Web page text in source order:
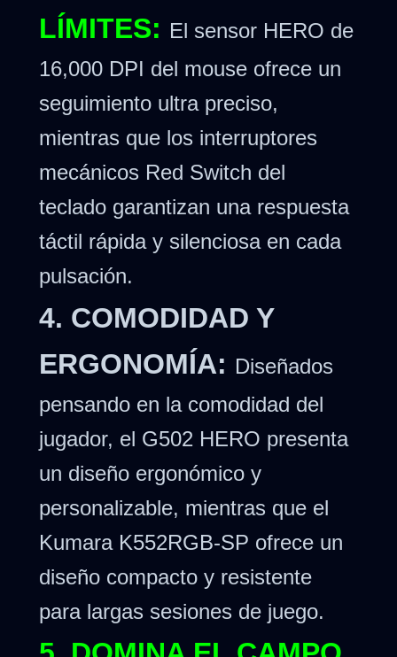
LÍMITES: El sensor HERO de
16,000 DPI del mouse ofrece un
seguimiento ultra preciso,
mientras que los interruptores
mecánicos Red Switch del
teclado garantizan una respuesta
táctil rápida y silenciosa en cada
pulsación.
4. COMODIDAD Y
ERGONOMÍA: Diseñados
pensando en la comodidad del
jugador, el G502 HERO presenta
un diseño ergonómico y
personalizable, mientras que el
Kumara K552RGB-SP ofrece un
diseño compacto y resistente
para largas sesiones de juego.